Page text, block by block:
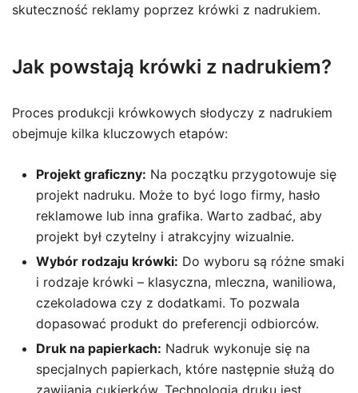
skuteczność reklamy poprzez krówki z nadrukiem.
Jak powstają krówki z nadrukiem?
Proces produkcji krówkowych słodyczy z nadrukiem
obejmuje kilka kluczowych etapów:
Projekt graficzny: Na początku przygotowuje się
projekt nadruku. Może to być logo firmy, hasło
reklamowe lub inna grafika. Warto zadbać, aby
projekt był czytelny i atrakcyjny wizualnie.
Wybór rodzaju krówki: Do wyboru są różne smaki
i rodzaje krówki – klasyczna, mleczna, waniliowa,
czekoladowa czy z dodatkami. To pozwala
dopasować produkt do preferencji odbiorców.
Druk na papierkach: Nadruk wykonuje się na
specjalnych papierkach, które następnie służą do
zawijania cukierków. Technologia druku jest